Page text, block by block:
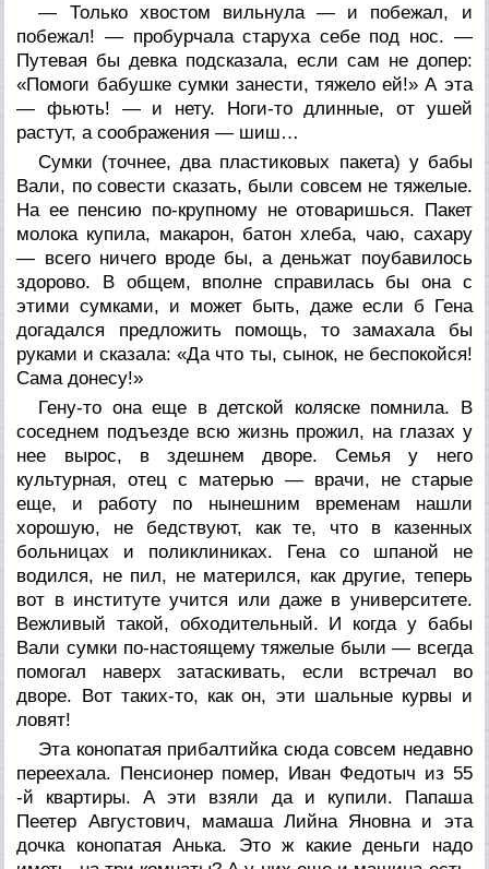
— Только хвостом вильнула — и побежал, и
побежал! — пробурчала старуха себе под нос. —
Путевая бы девка подсказала, если сам не допер:
«Помоги бабушке сумки занести, тяжело ей!» А эта
— фьють! — и нету. Ноги-то длинные, от ушей
растут, а соображения — шиш…
Сумки (точнее, два пластиковых пакета) у бабы
Вали, по совести сказать, были совсем не тяжелые.
На ее пенсию по-крупному не отоваришься. Пакет
молока купила, макарон, батон хлеба, чаю, сахару
— всего ничего вроде бы, а деньжат поубавилось
здорово. В общем, вполне справилась бы она с
этими сумками, и может быть, даже если б Гена
догадался предложить помощь, то замахала бы
руками и сказала: «Да что ты, сынок, не беспокойся!
Сама донесу!»
Гену-то она еще в детской коляске помнила. В
соседнем подъезде всю жизнь прожил, на глазах у
нее вырос, в здешнем дворе. Семья у него
культурная, отец с матерью — врачи, не старые
еще, и работу по нынешним временам нашли
хорошую, не бедствуют, как те, что в казенных
больницах и поликлиниках. Гена со шпаной не
водился, не пил, не матерился, как другие, теперь
вот в институте учится или даже в университете.
Вежливый такой, обходительный. И когда у бабы
Вали сумки по-настоящему тяжелые были — всегда
помогал наверх затаскивать, если встречал во
дворе. Вот таких-то, как он, эти шальные курвы и
ловят!
Эта конопатая прибалтийка сюда совсем недавно
переехала. Пенсионер помер, Иван Федотыч из 55
-й квартиры. А эти взяли да и купили. Папаша
Пеетер Августович, мамаша Лийна Яновна и эта
дочка конопатая Анька. Это ж какие деньги надо